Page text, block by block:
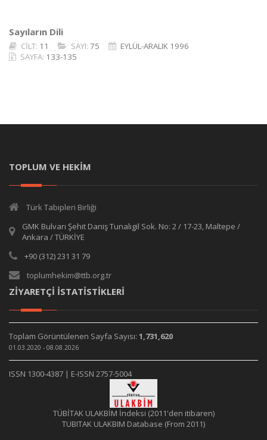
Sayıların Dili
CİLT: 11 SAYI: 75
EYLÜL-ARALIK 1996
SAYFA: 133-135
TOPLUM VE HEKİM
Türk Tabipleri Birliği
GMK Bulvarı Şehit Daniş Tunalıgil Sok. No: 2 / 17-23, Maltepe /
Ankara / TÜRKİYE
+90 (312) 231 31 79
toplumhekim@ttb.org.tr
ZİYARETÇİ İSTATİSTİKLERİ
Toplam Görüntülenen Sayfa Sayısı: 1,731,620
01.03.2020 - 08.08.2026
ISSN 1300-4387 | E-ISSN 2757-5004
TÜBİTAK ULAKBİM İndeksi (2011'den itibaren)
TUBITAK ULAKBIM Database (From 2011)